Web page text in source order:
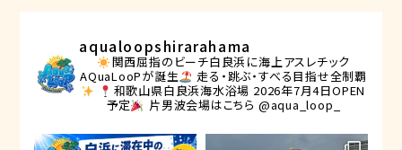
aqualoopshirarahama
関西屈指のビーチ白良浜に海上アスレチック
AQuaLooPが誕生
走る・跳ぶ・すべる目指せ全制覇
和歌山県白良浜海水浴場 2026年7月4日OPEN
予定
片男波会場はこちら @aqua_loop_